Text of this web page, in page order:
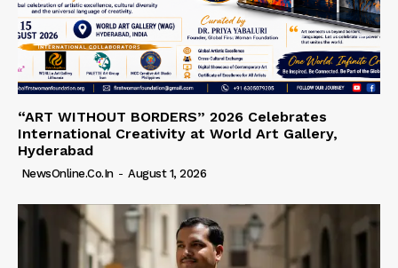
“ART WITHOUT BORDERS” 2026 Celebrates
International Creativity at World Art Gallery,
Hyderabad
NewsOnline.co.in - August 1, 2026